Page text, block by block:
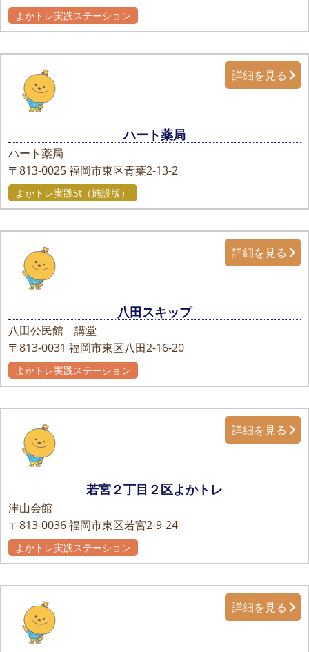
よかトレ実践ステーション
ハート薬局
ハート薬局
〒813-0025福岡市東区青葉2-13-2
詳細を見る
よかトレ実践St（施設版）
八田スキップ
八田公民館 講堂
〒813-0031 福岡市東区八田2-16-20
詳細を見る
よかトレ実践ステーション
若宮２丁目２区よかトレ
津山会館
〒813-0036福岡市東区若宮2-9-24
詳細を見る
よかトレ実践ステーション
詳細を見る